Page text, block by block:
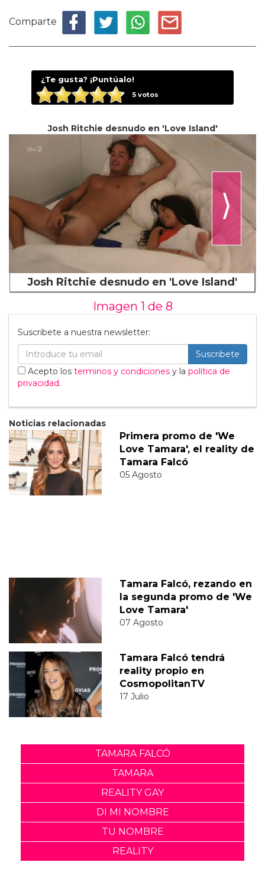
Comparte
¿Te gusta? ¡Puntúalo!
5votos
Josh Ritchie desnudo en 'Love Island'
⟩
Josh Ritchie desnudo en 'Love Island'
Imagen 1 de 8
Suscribete a nuestra newsletter:
Suscribete
Acepto los terminos y condiciones y la política de
privacidad.
Noticias relacionadas
Primera promo de 'We
Love Tamara', el reality de
Tamara Falcó
05 Agosto
Tamara Falcó, rezando en
la segunda promo de 'We
Love Tamara'
07 Agosto
Tamara Falcó tendrá
reality propio en
CosmopolitanTV
17 Julio
TAMARA FALCÓ
TAMARA
REALITY GAY
DI MI NOMBRE
TU NOMBRE
REALITY